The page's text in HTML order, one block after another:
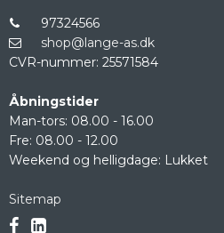
97324566
shop@lange-as.dk
CVR-nummer: 25571584
Åbningstider
Man-tors: 08.00 - 16.00
Fre: 08.00 - 12.00
Weekend og helligdage: Lukket
Sitemap